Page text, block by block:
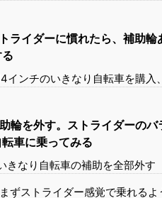
ライダーに慣れたら、補助
インチのいきなり自転車を購入
輪を外す。ストライダーの
転車に乗ってみる
きなり自転車の補助を全部外す
まずストライダー感覚で乗れる